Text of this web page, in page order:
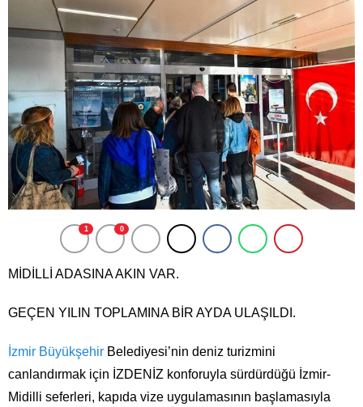
1 0
MİDİLLİ ADASINA AKIN VAR.
GEÇEN YILIN TOPLAMINA BİR AYDA ULAŞILDI.
İzmir Büyükşehir Belediyesi’nin deniz turizmini
canlandırmak için İZDENİZ konforuyla sürdürdüğü İzmir-
Midilli seferleri, kapıda vize uygulamasının başlamasıyla